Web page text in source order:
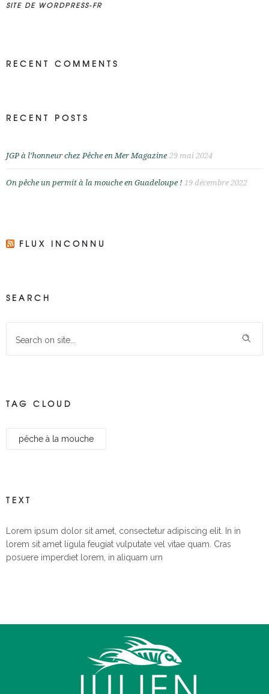
SITE DE WORDPRESS-FR
RECENT COMMENTS
RECENT POSTS
JGP à l’honneur chez Pêche en Mer Magazine 29 mai 2024
On pêche un permit à la mouche en Guadeloupe ! 19 décembre 2022
FLUX INCONNU
SEARCH
TAG CLOUD
pêche à la mouche
TEXT
Lorem ipsum dolor sit amet, consectetur adipiscing elit. In in
lorem sit amet ligula feugiat vulputate vel vitae quam. Cras
posuere imperdiet lorem, in aliquam urn